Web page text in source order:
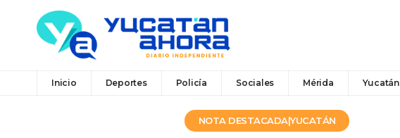
Inicio Deportes Policía Sociales Mérida Yucatán
NOTA DESTACADA|YUCATÁN